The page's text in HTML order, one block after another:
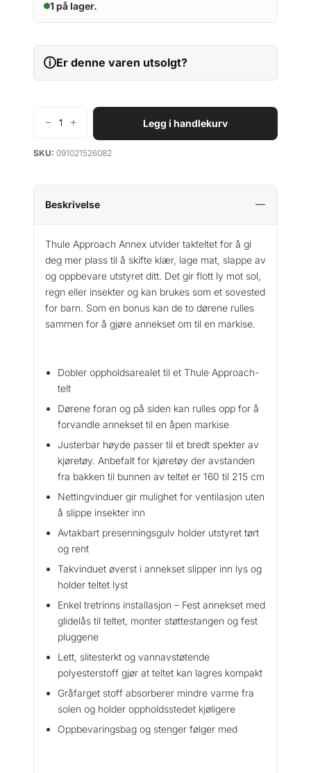
1 på lager.
i Er denne varen utsolgt?
u
− + Legg i handlekurv
SKU: 091021526082
Beskrivelse
Thule Approach Annex utvider takteltet for å gi
deg mer plass til å skifte klær, lage mat, slappe av
og oppbevare utstyret ditt. Det gir flott ly mot sol,
regn eller insekter og kan brukes som et sovested
for barn. Som en bonus kan de to dørene rulles
sammen for å gjøre annekset om til en markise.
Dobler oppholdsarealet til et Thule Approach-
telt
Dørene foran og på siden kan rulles opp for å
forvandle annekset til en åpen markise
Justerbar høyde passer til et bredt spekter av
kjøretøy. Anbefalt for kjøretøy der avstanden
fra bakken til bunnen av teltet er 160 til 215 cm
Nettingvinduer gir mulighet for ventilasjon uten
å slippe insekter inn
Avtakbart presenningsgulv holder utstyret tørt
og rent
Takvinduet øverst i annekset slipper inn lys og
holder teltet lyst
Enkel tretrinns installasjon – Fest annekset med
glidelås til teltet, monter støttestangen og fest
pluggene
Lett, slitesterkt og vannavstøtende
polyesterstoff gjør at teltet kan lagres kompakt
Gråfarget stoff absorberer mindre varme fra
solen og holder oppholdsstedet kjøligere
Oppbevaringsbag og stenger følger med